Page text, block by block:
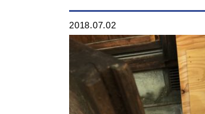
2018.07.02